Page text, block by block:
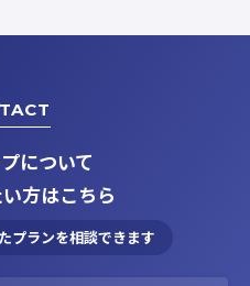
について
方はこちら
プランを相談できます